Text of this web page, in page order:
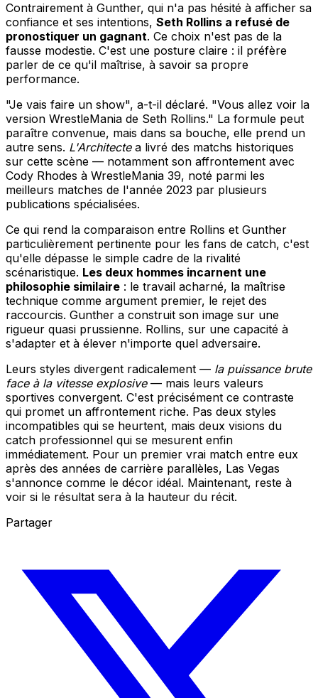
Contrairement à Gunther, qui n'a pas hésité à afficher sa
confiance et ses intentions, Seth Rollins a refusé de
pronostiquer un gagnant. Ce choix n'est pas de la
fausse modestie. C'est une posture claire : il préfère
parler de ce qu'il maîtrise, à savoir sa propre
performance.
"Je vais faire un show", a-t-il déclaré. "Vous allez voir la
version WrestleMania de Seth Rollins." La formule peut
paraître convenue, mais dans sa bouche, elle prend un
autre sens. L'Architectea livré des matchs historiques
sur cette scène — notamment son affrontement avec
Cody Rhodes à WrestleMania 39, noté parmi les
meilleurs matches de l'année 2023 par plusieurs
publications spécialisées.
Ce qui rend la comparaison entre Rollins et Gunther
particulièrement pertinente pour les fans de catch, c'est
qu'elle dépasse le simple cadre de la rivalité
scénaristique. Les deux hommes incarnent une
philosophie similaire : le travail acharné, la maîtrise
technique comme argument premier, le rejet des
raccourcis. Gunther a construit son image sur une
rigueur quasi prussienne. Rollins, sur une capacité à
s'adapter et à élever n'importe quel adversaire.
Leurs styles divergent radicalement — la puissance brute
face à la vitesse explosive— mais leurs valeurs
sportives convergent. C'est précisément ce contraste
qui promet un affrontement riche. Pas deux styles
incompatibles qui se heurtent, mais deux visions du
catch professionnel qui se mesurent enfin
immédiatement. Pour un premier vrai match entre eux
après des années de carrière parallèles, Las Vegas
s'annonce comme le décor idéal. Maintenant, reste à
voir si le résultat sera à la hauteur du récit.
Partager